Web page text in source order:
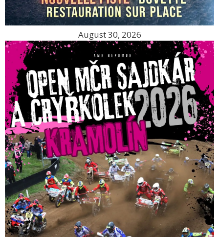
August 30, 2026